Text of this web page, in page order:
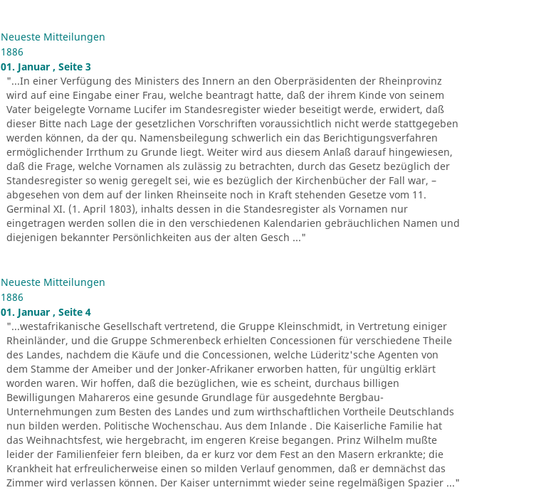
Neueste Mitteilungen
1886
01. Januar , Seite 3
"...In einer Verfügung des Ministers des Innern an den Oberpräsidenten der Rheinprovinz
wird auf eine Eingabe einer Frau, welche beantragt hatte, daß der ihrem Kinde von seinem
Vater beigelegte Vorname Lucifer im Standesregister wieder beseitigt werde, erwidert, daß
dieser Bitte nach Lage der gesetzlichen Vorschriften voraussichtlich nicht werde stattgegeben
werden können, da der qu. Namensbeilegung schwerlich ein das Berichtigungsverfahren
ermöglichender Irrthum zu Grunde liegt. Weiter wird aus diesem Anlaß darauf hingewiesen,
daß die Frage, welche Vornamen als zulässig zu betrachten, durch das Gesetz bezüglich der
Standesregister so wenig geregelt sei, wie es bezüglich der Kirchenbücher der Fall war, –
abgesehen von dem auf der linken Rheinseite noch in Kraft stehenden Gesetze vom 11.
Germinal XI. (1. April 1803), inhalts dessen in die Standesregister als Vornamen nur
eingetragen werden sollen die in den verschiedenen Kalendarien gebräuchlichen Namen und
diejenigen bekannter Persönlichkeiten aus der alten Gesch ..."
Neueste Mitteilungen
1886
01. Januar , Seite 4
"...westafrikanische Gesellschaft vertretend, die Gruppe Kleinschmidt, in Vertretung einiger
Rheinländer, und die Gruppe Schmerenbeck erhielten Concessionen für verschiedene Theile
des Landes, nachdem die Käufe und die Concessionen, welche Lüderitz'sche Agenten von
dem Stamme der Ameiber und der Jonker-Afrikaner erworben hatten, für ungültig erklärt
worden waren. Wir hoffen, daß die bezüglichen, wie es scheint, durchaus billigen
Bewilligungen Mahareros eine gesunde Grundlage für ausgedehnte Bergbau-
Unternehmungen zum Besten des Landes und zum wirthschaftlichen Vortheile Deutschlands
nun bilden werden. Politische Wochenschau. Aus dem Inlande . Die Kaiserliche Familie hat
das Weihnachtsfest, wie hergebracht, im engeren Kreise begangen. Prinz Wilhelm mußte
leider der Familienfeier fern bleiben, da er kurz vor dem Fest an den Masern erkrankte; die
Krankheit hat erfreulicherweise einen so milden Verlauf genommen, daß er demnächst das
Zimmer wird verlassen können. Der Kaiser unternimmt wieder seine regelmäßigen Spazier ..."